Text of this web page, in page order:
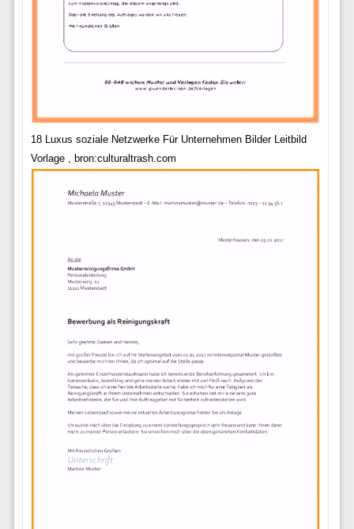
18 Luxus soziale Netzwerke Für Unternehmen Bilder Leitbild
Vorlage , bron:culturaltrash.com